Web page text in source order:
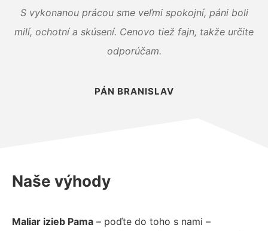
S vykonanou prácou sme veľmi spokojní, páni boli
milí, ochotní a skúsení. Cenovo tiež fajn, takže určite
odporúčam.
PÁN BRANISLAV
Naše výhody
Maliar izieb Pama – poďte do toho s nami –